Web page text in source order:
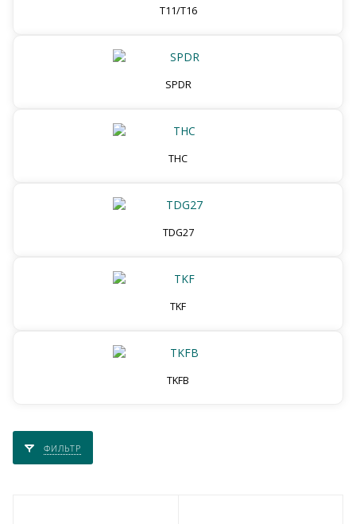
T11/T16
SPDR
THC
TDG27
TKF
TKFB
ФИЛЬТР